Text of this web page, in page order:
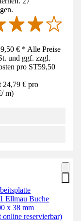
€ * Alle Preise
und ggf. zzgl.
pro ST59,50
24,79 € pro
/ m)
Ellmau Buche
x 38 mm
online reservierbar)